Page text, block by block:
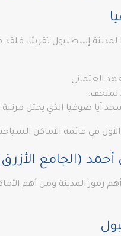
إسطنبول تقريبًا، فلقد
العثماني
لمتحف.
آيا صوفيا الذي يحتل
في قائمة الأماكن
أهم رموز المدينة ومن أهم